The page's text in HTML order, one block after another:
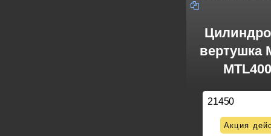
вертушка
21450
Акция